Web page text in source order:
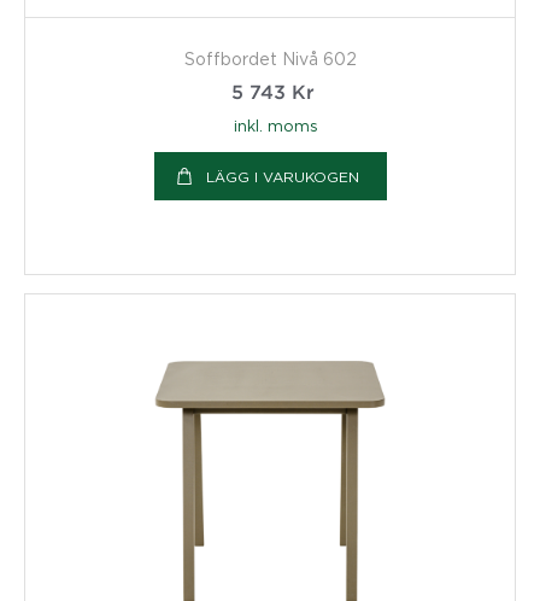
Soffbordet Nivå 602
5 743 Kr
inkl. moms
LÄGG I VARUKOGEN